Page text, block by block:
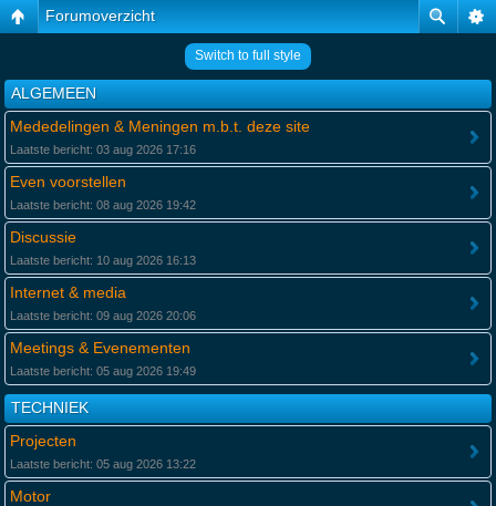
Forumoverzicht
Switch to full style
ALGEMEEN
Mededelingen & Meningen m.b.t. deze site
Laatste bericht: 03 aug 2026 17:16
Even voorstellen
Laatste bericht: 08 aug 2026 19:42
Discussie
Laatste bericht: 10 aug 2026 16:13
Internet & media
Laatste bericht: 09 aug 2026 20:06
Meetings & Evenementen
Laatste bericht: 05 aug 2026 19:49
TECHNIEK
Projecten
Laatste bericht: 05 aug 2026 13:22
Motor